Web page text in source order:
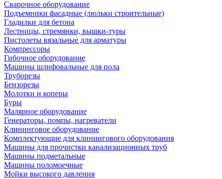
Сварочное оборудование
Подъемники фасадные (люльки строительные)
Гладилки для бетона
Лестницы, стремянки, вышки-туры
Пистолеты вязальные для арматуры
Компрессоры
Гибочное оборудование
Машины шлифовальные для пола
Труборезы
Бензорезы
Молотки и коперы
Буры
Малярное оборудование
Генераторы, помпы, нагреватели
Клининговое оборудование
Комплектующие для клинингового оборудования
Машины для прочистки канализационных труб
Машины подметальные
Машины поломоечные
Мойки высокого давления